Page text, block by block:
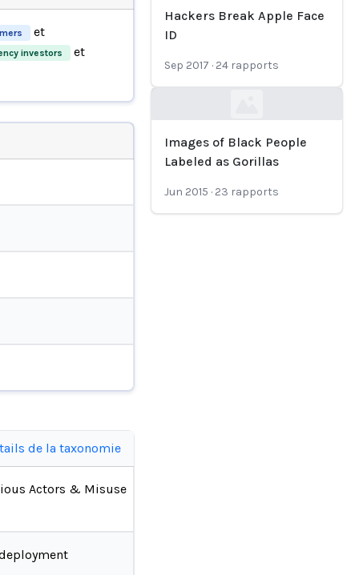
et
investors et
de la taxonomie
Actors & Misuse
Hackers Break Apple Face
ID
Sep 2017 · 24 rapports
Images of Black People
Labeled as Gorillas
Jun 2015 · 23 rapports